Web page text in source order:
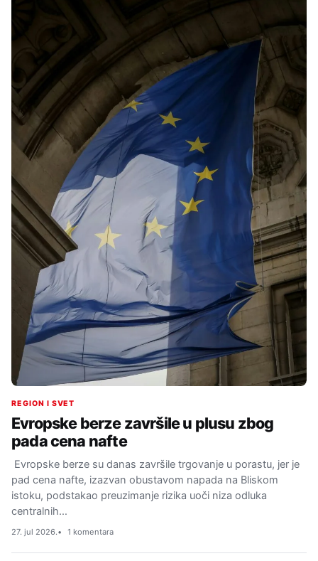
REGION I SVET
Evropske berze završile u plusu zbog
pada cena nafte
Evropske berze su danas završile trgovanje u porastu, jer je
pad cena nafte, izazvan obustavom napada na Bliskom
istoku, podstakao preuzimanje rizika uoči niza odluka
centralnih…
27. jul 2026. 1 komentara